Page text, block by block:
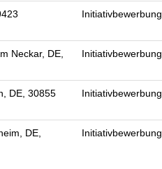
Initiativbewerbung
Neckar, DE,
Initiativbewerbung
DE, 30855 Initiativbewerbung
DE,
Initiativbewerbung